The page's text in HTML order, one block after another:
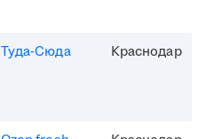
Туда-Сюда Краснодар